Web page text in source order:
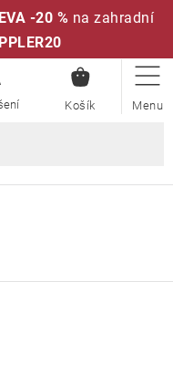
-20 % na zahradní
KOŠÍK
2000 Kč